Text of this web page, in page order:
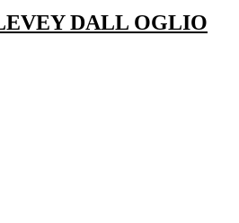
DALL OGLIO